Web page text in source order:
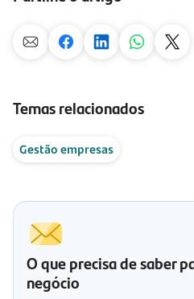
Temas relacionados
Gestão empresas
O que precisa de saber
negócio